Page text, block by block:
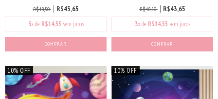
R$48,50 R$43,65
3x de R$14,55 sem juros
COMPRAR
R$48,50 R$43,65
3x de R$14,55 sem juros
COMPRAR
10% OFF 10% OFF